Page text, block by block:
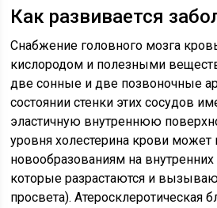
Как развивается
Снабжение головного мозга
кислородом и полезными
две сонные и две позвоночные
состоянии стенки этих сосудов
эластичную внутреннюю
уровня холестерина крови может
новообразованиям на внутренних
которые разрастаются и
просвета). Атеросклеротическая